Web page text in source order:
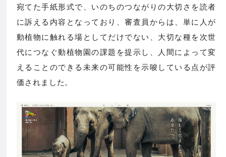
宛てた手紙形式で、いのちのつながりの大切さを読者
に訴える内容となっており、審査員からは、単に人が
動植物に触れる場としてだけでない、大切な種を次世
代につなぐ動植物園の課題を提示し、人間によって変
えることのできる未来の可能性を示唆している点が評
価されました。